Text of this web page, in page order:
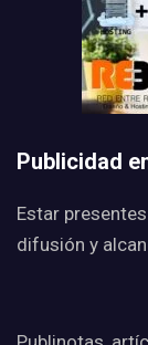
Publicidad
Estar
difusión y